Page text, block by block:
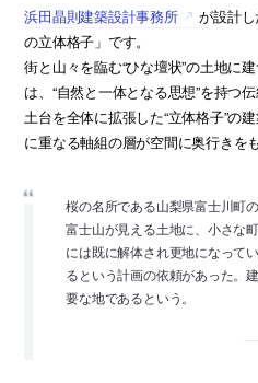
浜田晶則建築設計事務所
が設計
の立体格子」です。
街と山々を臨む“ひな壇状”の土地に
は、“自然と一体となる思想”を持つ
土台を全体に拡張した“立体格子”の
に重なる軸組の層が空間に奥行きを
桜の名所である山梨県富士川町
富士山が見える土地に、小さな
には既に解体され更地になって
るという計画の依頼があった。
要な地であるという。